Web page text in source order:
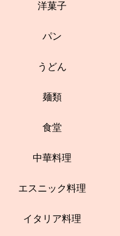
洋菓子
パン
うどん
麺類
食堂
中華料理
エスニック料理
イタリア料理